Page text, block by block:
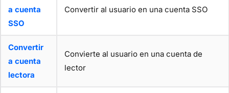
a cuenta
SSO
Convertir al usuario en una cuenta SSO
Convertir
a cuenta
lectora
Convierte al usuario en una cuenta de
lector